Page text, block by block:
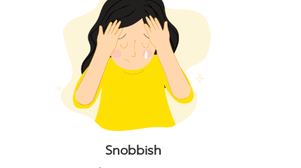
Snobbish